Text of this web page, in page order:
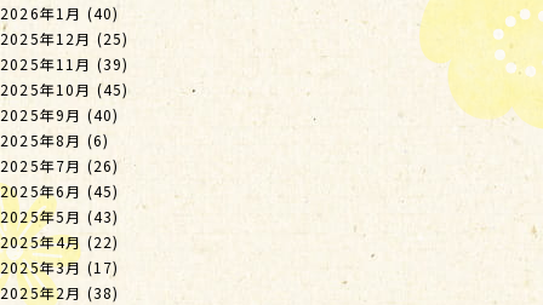
2026年1月 (40)
2025年12月 (25)
2025年11月 (39)
2025年10月 (45)
2025年9月 (40)
2025年8月 (6)
2025年7月 (26)
2025年6月 (45)
2025年5月 (43)
2025年4月 (22)
2025年3月 (17)
2025年2月 (38)